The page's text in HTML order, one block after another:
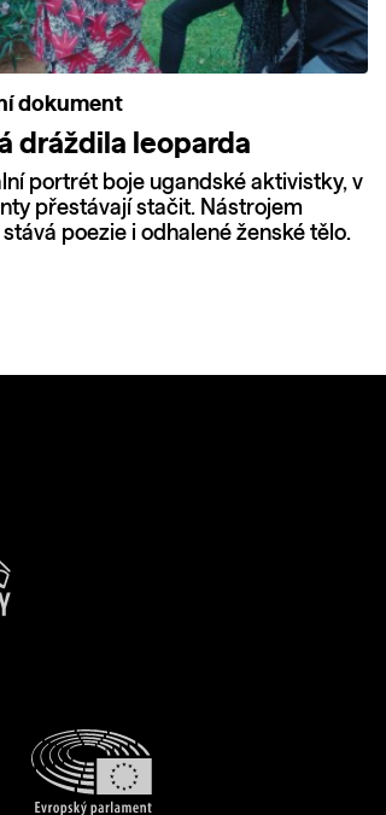
dokument
dráždila leoparda
portrét boje ugandské aktivistky, v
přestávají stačit. Nástrojem
poezie i odhalené ženské tělo.